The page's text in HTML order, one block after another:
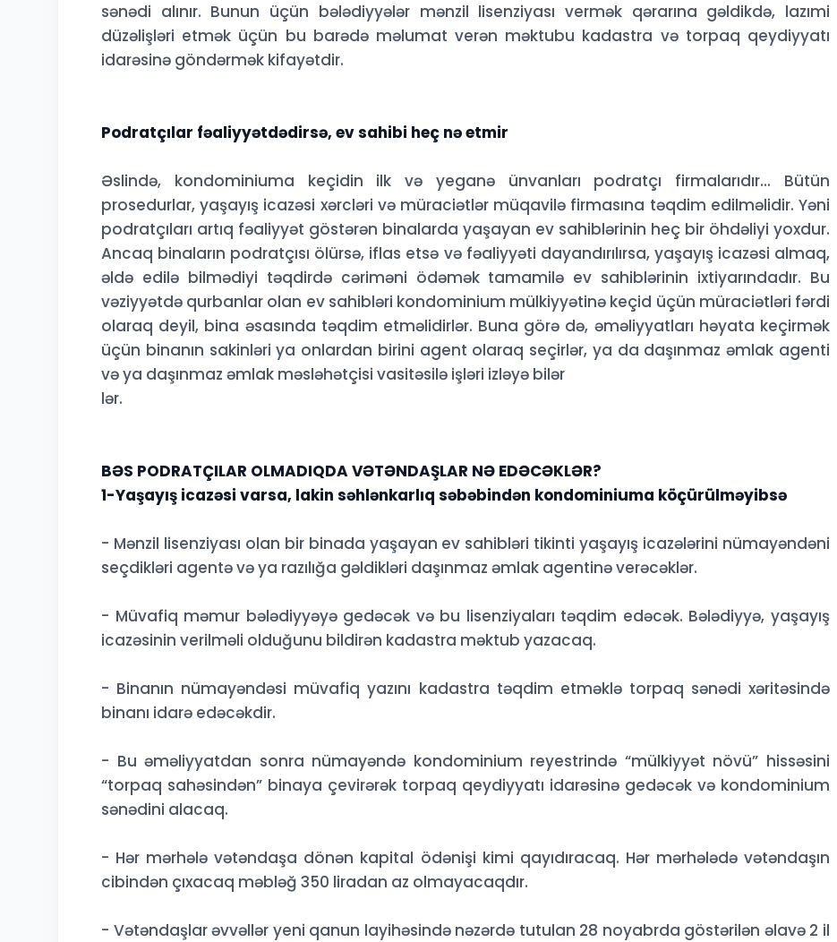
sənədi alınır. Bunun üçün bələdiyyələr mənzil lisenziyası vermək qərarına gəldikdə, lazımi
düzəlişləri etmək üçün bu barədə məlumat verən məktubu kadastra və torpaq qeydiyyatı
idarəsinə göndərmək kifayətdir.
Podratçılar fəaliyyətdədirsə, ev sahibi heç nə etmir
Əslində, kondominiuma keçidin ilk və yeganə ünvanları podratçı firmalarıdır... Bütün
prosedurlar, yaşayış icazəsi xərcləri və müraciətlər müqavilə firmasına təqdim edilməlidir. Yəni
podratçıları artıq fəaliyyət göstərən binalarda yaşayan ev sahiblərinin heç bir öhdəliyi yoxdur.
Ancaq binaların podratçısı ölürsə, iflas etsə və fəaliyyəti dayandırılırsa, yaşayış icazəsi almaq,
əldə edilə bilmədiyi təqdirdə cəriməni ödəmək tamamilə ev sahiblərinin ixtiyarındadır. Bu
vəziyyətdə qurbanlar olan ev sahibləri kondominium mülkiyyətinə keçid üçün müraciətləri fərdi
olaraq deyil, bina əsasında təqdim etməlidirlər. Buna görə də, əməliyyatları həyata keçirmək
üçün binanın sakinləri ya onlardan birini agent olaraq seçirlər, ya da daşınmaz əmlak agenti
və ya daşınmaz əmlak məsləhətçisi vasitəsilə işləri izləyə bilər
lər.
BƏS PODRATÇILAR OLMADIQDA VƏTƏNDAŞLAR NƏ EDƏCƏKLƏR?
1-Yaşayış icazəsi varsa, lakin səhlənkarlıq səbəbindən kondominiuma köçürülməyibsə
- Mənzil lisenziyası olan bir binada yaşayan ev sahibləri tikinti yaşayış icazələrini nümayəndəni
seçdikləri agentə və ya razılığa gəldikləri daşınmaz əmlak agentinə verəcəklər.
- Müvafiq məmur bələdiyyəyə gedəcək və bu lisenziyaları təqdim edəcək. Bələdiyyə, yaşayış
icazəsinin verilməli olduğunu bildirən kadastra məktub yazacaq.
- Binanın nümayəndəsi müvafiq yazını kadastra təqdim etməklə torpaq sənədi xəritəsində
binanı idarə edəcəkdir.
- Bu əməliyyatdan sonra nümayəndə kondominium reyestrində “mülkiyyət növü” hissəsini
“torpaq sahəsindən” binaya çevirərək torpaq qeydiyyatı idarəsinə gedəcək və kondominium
sənədini alacaq.
- Hər mərhələ vətəndaşa dönən kapital ödənişi kimi qayıdıracaq. Hər mərhələdə vətəndaşın
cibindən çıxacaq məbləğ 350 liradan az olmayacaqdır.
- Vətəndaşlar əvvəllər yeni qanun layihəsində nəzərdə tutulan 28 noyabrda göstərilən əlavə 2 il